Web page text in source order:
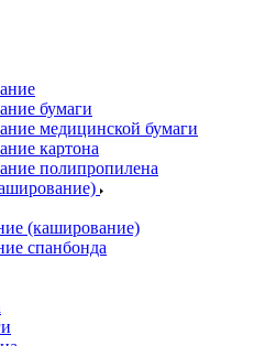
бумаги
медицинской бумаги
картона
полипропилена
(каширование)
спанбонда